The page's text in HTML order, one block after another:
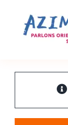
contenu